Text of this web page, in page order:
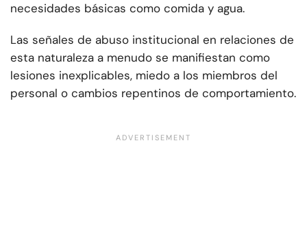
necesidades básicas como comida y agua.
Las señales de abuso institucional en relaciones de
esta naturaleza a menudo se manifiestan como
lesiones inexplicables, miedo a los miembros del
personal o cambios repentinos de comportamiento.